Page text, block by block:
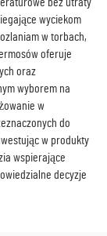
wyciekom
w torbach,
oferuje
oraz
wyborem na
w
do
w produkty
wspierające
decyzje